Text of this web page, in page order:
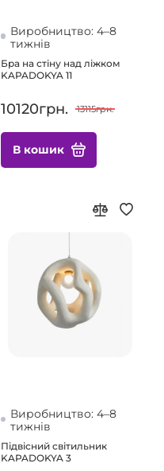
Виробництво: 4–8
тижнів
Бра на стіну над ліжком
KAPADOKYA 11
10120грн. 13115грн.
В кошик
Виробництво: 4–8
тижнів
Підвісний світильник
KAPADOKYA 3